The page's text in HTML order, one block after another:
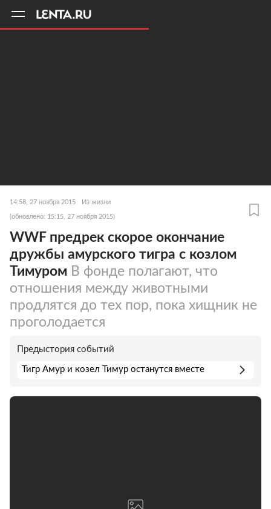
14:58, 27 ноября 2015 Из жизни
(обновлено: 15:15, 27 ноября 2015)
WWF предрек скорое окончание
дружбы амурского тигра с козлом
Тимуром В фонде полагают, что
отношения между животными
продлятся до тех пор, пока хищник не
проголодается
Предыстория событий
Тигр Амур и козел Тимур останутся вместе